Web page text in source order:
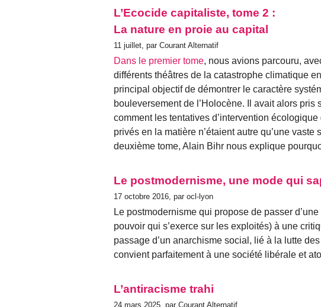
L’Ecocide capitaliste, tome 2 :
La nature en proie au capital
11 juillet, par Courant Alternatif
Dans le premier tome, nous avions parcouru,
différents théâtres de la catastrophe climatique
principal objectif de démontrer le caractère
bouleversement de l’Holocène. Il avait alors pris
comment les tentatives d’intervention
privés en la matière n’étaient autre qu’une vaste
deuxième tome, Alain Bihr nous explique
Le postmodernisme, une mode qui
17 octobre 2016, par ocl-lyon
Le postmodernisme qui propose de passer
pouvoir qui s’exerce sur les exploités) à une
passage d’un anarchisme social, lié à la lutte
convient parfaitement à une société libérale et
L’antiracisme trahi
24 mars 2025, par Courant Alternatif